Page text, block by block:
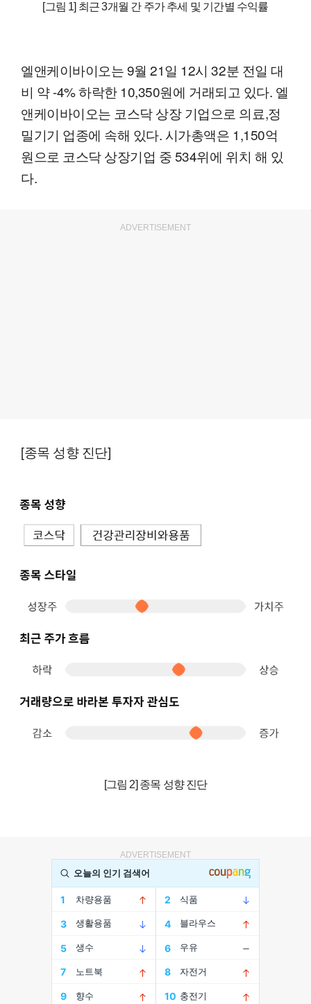
[그림 1] 최근 3개월 간 주가 추세 및 기간별 수익률
엘앤케이바이오는 9월 21일 12시 32분 전일 대
비 약 -4% 하락한 10,350원에 거래되고 있다. 엘
앤케이바이오는 코스닥 상장 기업으로 의료,정
밀기기 업종에 속해 있다. 시가총액은 1,150억
원으로 코스닥 상장기업 중 534위에 위치 해 있
다.
ADVERTISEMENT
[종목 성향 진단]
[그림 2] 종목 성향 진단
ADVERTISEMENT